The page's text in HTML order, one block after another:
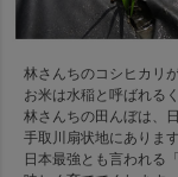
林さんちのコシヒカリ
お米は水稲と呼ばれる
林さんちの田んぼは、
手取川扇状地にあります
日本最強とも言われる